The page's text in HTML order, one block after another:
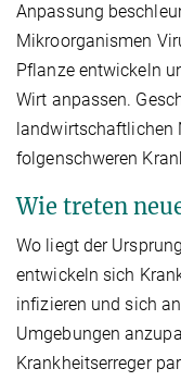
Anpassung
Mikroorganismen
Pflanze entwickeln
Wirt anpassen.
landwirtschaftlichen
folgenschweren
Wie treten
Wo liegt der
entwickeln sich
infizieren und sich
Umgebungen
Krankheitserreger